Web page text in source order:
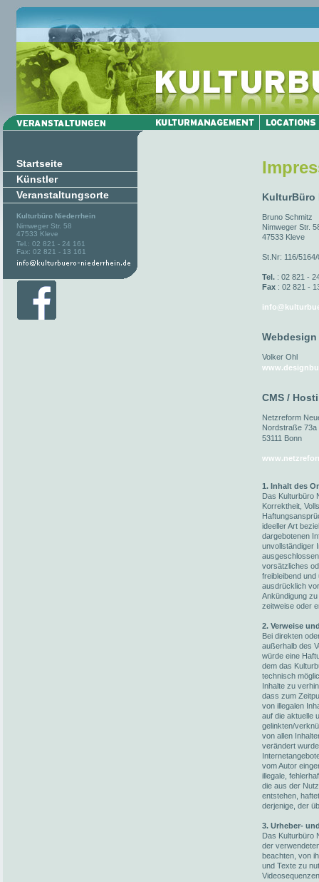
Startseite
Künstler
Veranstaltungsorte
Kulturbüro Niederrhein
Nimweger Str. 58
47533 Kleve
Tel.: 02 821 - 24 161
Fax: 02 821 - 13 161
KulturBüro
Bruno Schmitz
Nimweger Str.
47533 Kleve
St.Nr: 116/
Tel. : 02 821 -
Fax : 02 821 -
Webdesign
Volker Ohl
CMS /
Netzreform
Nordstraße 73a
53111 Bonn
1. Inhalt des
Das Kulturbüro
Korrektheit,
ideeller Art
dargebotenen
unvollständiger
vorsätzliches
freibleibend
ausdrücklich
Ankündigung
zeitweise oder
2. Verweise
Bei direkten
außerhalb des
würde eine
dem das
technisch
Inhalte zu
dass zum
von illegalen
auf die aktuelle
gelinkten/
von allen
verändert
vom Autor
illegale,
die aus der
entstehen,
derjenige, der
3. Urheber-
Das Kulturbüro
der
beachten, von
und Texte zu